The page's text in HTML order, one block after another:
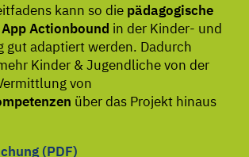
kann so die pädagogische
Actionbound in der Kinder- und
gut adaptiert werden. Dadurch
Kinder & Jugendliche von der
von
über das Projekt hinaus
(PDF)